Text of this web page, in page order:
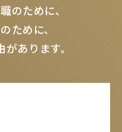
のために、
ために、
あります。